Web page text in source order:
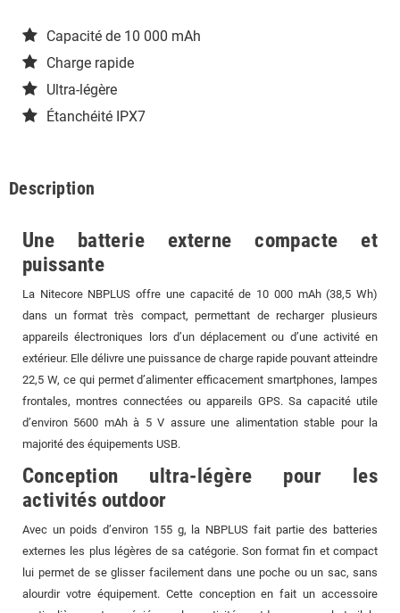
Capacité de 10 000 mAh
Charge rapide
Ultra-légère
Étanchéité IPX7
Description
Une batterie externe compacte et
puissante
La Nitecore NBPLUS offre une capacité de 10 000 mAh (38,5 Wh)
dans un format très compact, permettant de recharger plusieurs
appareils électroniques lors d’un déplacement ou d’une activité en
extérieur. Elle délivre une puissance de charge rapide pouvant atteindre
22,5 W, ce qui permet d’alimenter efficacement smartphones, lampes
frontales, montres connectées ou appareils GPS. Sa capacité utile
d’environ 5600 mAh à 5 V assure une alimentation stable pour la
majorité des équipements USB.
Conception ultra-légère pour les
activités outdoor
Avec un poids d’environ 155 g, la NBPLUS fait partie des batteries
externes les plus légères de sa catégorie. Son format fin et compact
lui permet de se glisser facilement dans une poche ou un sac, sans
alourdir votre équipement. Cette conception en fait un accessoire